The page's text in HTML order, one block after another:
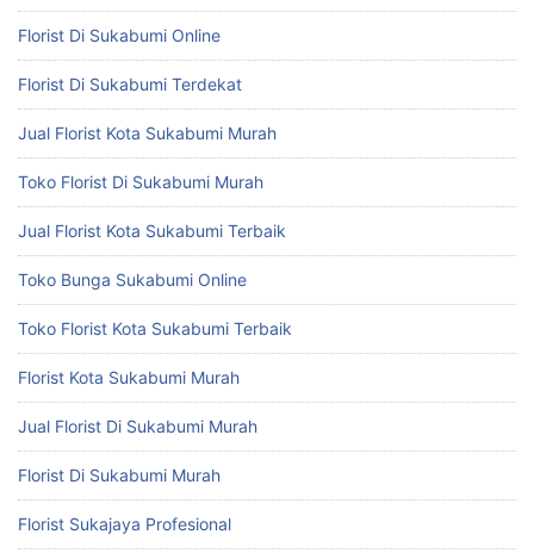
Florist Di Sukabumi Online
Florist Di Sukabumi Terdekat
Jual Florist Kota Sukabumi Murah
Toko Florist Di Sukabumi Murah
Jual Florist Kota Sukabumi Terbaik
Toko Bunga Sukabumi Online
Toko Florist Kota Sukabumi Terbaik
Florist Kota Sukabumi Murah
Jual Florist Di Sukabumi Murah
Florist Di Sukabumi Murah
Florist Sukajaya Profesional